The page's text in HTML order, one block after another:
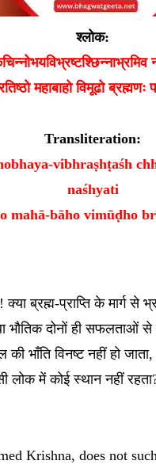
श्लोक:
महाबाहो विमूढो
Transliteration:
vibhraṣhṭaśh
naśhyati
mahā-bāho vimūḍho
ब्रह्म-प्राप्ति के मार्ग से
भौतिक दोनों ही सफलताओं से
की भाँति विनष्ट नहीं हो
लोक में कोई स्थान नहीं
Krishna, does not